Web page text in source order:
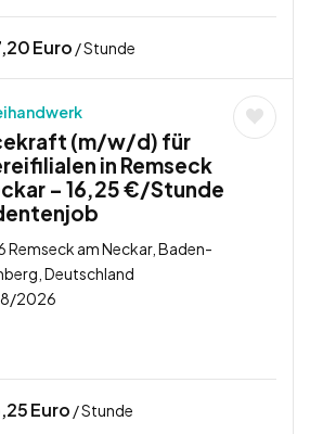
Euro / Stunde
(m/w/d) für
in Remseck
– 16,25 €/Stunde
Remseck am Neckar, Baden-
Deutschland
2026
Euro / Stunde